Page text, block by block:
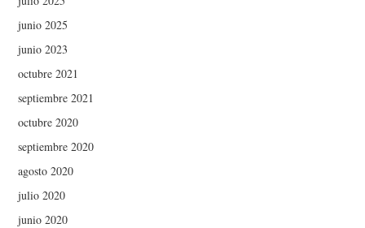
junio 2025
junio 2023
octubre 2021
septiembre 2021
octubre 2020
septiembre 2020
agosto 2020
julio 2020
junio 2020